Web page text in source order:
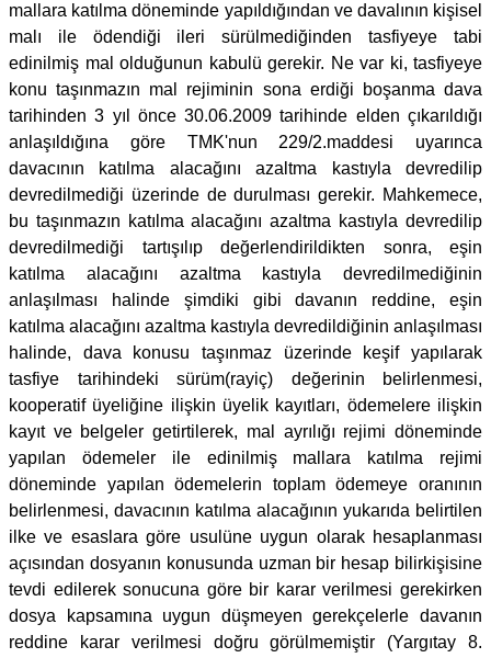
mallara katılma döneminde yapıldığından ve davalının kişisel
malı ile ödendiği ileri sürülmediğinden tasfiyeye tabi
edinilmiş mal olduğunun kabulü gerekir. Ne var ki, tasfiyeye
konu taşınmazın mal rejiminin sona erdiği boşanma dava
tarihinden 3 yıl önce 30.06.2009 tarihinde elden çıkarıldığı
anlaşıldığına göre TMK'nun 229/2.maddesi uyarınca
davacının katılma alacağını azaltma kastıyla devredilip
devredilmediği üzerinde de durulması gerekir. Mahkemece,
bu taşınmazın katılma alacağını azaltma kastıyla devredilip
devredilmediği tartışılıp değerlendirildikten sonra, eşin
katılma alacağını azaltma kastıyla devredilmediğinin
anlaşılması halinde şimdiki gibi davanın reddine, eşin
katılma alacağını azaltma kastıyla devredildiğinin anlaşılması
halinde, dava konusu taşınmaz üzerinde keşif yapılarak
tasfiye tarihindeki sürüm(rayiç) değerinin belirlenmesi,
kooperatif üyeliğine ilişkin üyelik kayıtları, ödemelere ilişkin
kayıt ve belgeler getirtilerek, mal ayrılığı rejimi döneminde
yapılan ödemeler ile edinilmiş mallara katılma rejimi
döneminde yapılan ödemelerin toplam ödemeye oranının
belirlenmesi, davacının katılma alacağının yukarıda belirtilen
ilke ve esaslara göre usulüne uygun olarak hesaplanması
açısından dosyanın konusunda uzman bir hesap bilirkişisine
tevdi edilerek sonucuna göre bir karar verilmesi gerekirken
dosya kapsamına uygun düşmeyen gerekçelerle davanın
reddine karar verilmesi doğru görülmemiştir (Yargıtay 8.